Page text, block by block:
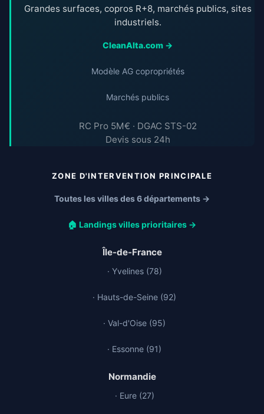
Grandes surfaces, copros R+8, marchés publics, sites
industriels.
CleanAlta.com →
Modèle AG copropriétés
Marchés publics
RC Pro 5M€ · DGAC STS-02
Devis sous 24h
ZONE D'INTERVENTION PRINCIPALE
Toutes les villes des 6 départements →
🏠 Landings villes prioritaires →
Île-de-France
· Yvelines (78)
· Hauts-de-Seine (92)
· Val-d'Oise (95)
· Essonne (91)
Normandie
· Eure (27)